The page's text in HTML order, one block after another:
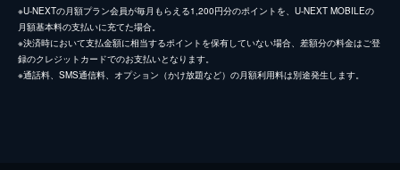
※U-NEXTの月額プラン会員が毎月もらえる1,200円分のポイントを、U-NEXT MOBILEの
月額基本料の支払いに充てた場合。
※決済時において支払金額に相当するポイントを保有していない場合、差額分の料金はご登
録のクレジットカードでのお支払いとなります。
※通話料、SMS通信料、オプション（かけ放題など）の月額利用料は別途発生します。